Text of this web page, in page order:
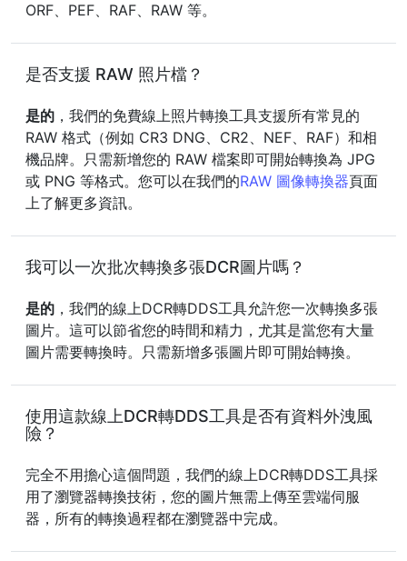
ORF、PEF、RAF、RAW 等。
是否支援 RAW 照片檔？
是的 ，我們的免費線上照片轉換工具支援所有常見的
RAW 格式（例如 CR3 DNG、CR2、NEF、RAF）和相
機品牌。只需新增您的 RAW 檔案即可開始轉換為 JPG
或 PNG 等格式。您可以在我們的RAW 圖像轉換器頁面
上了解更多資訊。
我可以一次批次轉換多張DCR圖片嗎？
是的 ，我們的線上DCR轉DDS工具允許您一次轉換多張
圖片。這可以節省您的時間和精力，尤其是當您有大量
圖片需要轉換時。只需新增多張圖片即可開始轉換。
使用這款線上DCR轉DDS工具是否有資料外洩風
險？
完全不用擔心這個問題，我們的線上DCR轉DDS工具採
用了瀏覽器轉換技術，您的圖片無需上傳至雲端伺服
器，所有的轉換過程都在瀏覽器中完成。